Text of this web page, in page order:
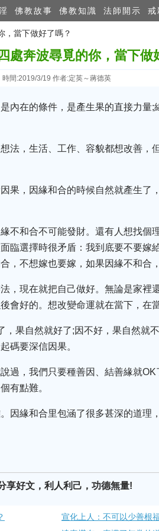
佛教故事 佛教知識 法師開示 戒
，當下做好了嗎？
處奔波尋覓的你，當下做
時間:2019/3/19 作者:定英～蔣德英
內在的條件，是產生果的直接力量
法，生活、工作、容貌都想改善，
果，因緣和合的時候自然就產生了
不和合不可能發財。還有人想找個
臨選擇時很矛盾：我到底要不要嫁
，不想嫁也要嫁，如果因緣不和合
，現在就把自己做好。無論是家裡
會好的。想改變命運就在當下，在
果自然就好了;因不好，果自然就
碼要深信因果。
過，我們只要種善因、結善緣就
有點難。
因緣和合里包涵了很多甚深的道理
享好文，利人利己，功德無量!
宣化上人：不可以少善根